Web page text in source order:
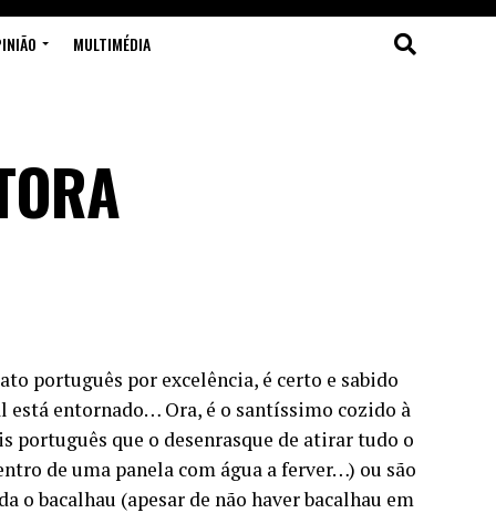
MULTIMÉDIA
português por excelência, é certo e sabido
está entornado… Ora, é o santíssimo cozido à
português que o desenrasque de atirar tudo o
de uma panela com água a ferver…) ou são
o bacalhau (apesar de não haver bacalhau em